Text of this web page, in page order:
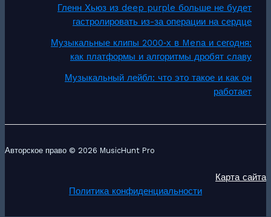
Гленн Хьюз из deep purple больше не будет
гастролировать из-за операции на сердце
Музыкальные клипы 2000‑х в Mena и сегодня:
как платформы и алгоритмы дробят славу
Музыкальный лейбл: что это такое и как он
работает
Авторское право © 2026 MusicHunt Pro
Карта сайта
Политика конфиденциальности